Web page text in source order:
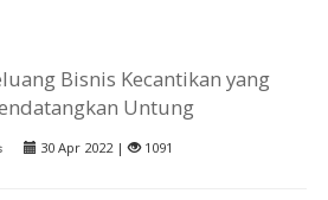
Bisnis Kecantikan yang
Untung
30 Apr 2022 | 1091